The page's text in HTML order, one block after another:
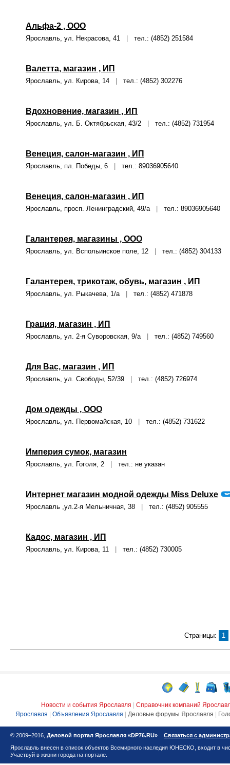
Альфа-2 , ООО
Ярославль, ул. Некрасова, 41 тел.: (4852) 251584
Валетта, магазин , ИП
Ярославль, ул. Кирова, 14 тел.: (4852) 302276
Вдохновение, магазин , ИП
Ярославль, ул. Б. Октябрьская, 43/2 тел.: (4852) 731954
Венеция, салон-магазин , ИП
Ярославль, пл. Победы, 6 тел.: 89036905640
Венеция, салон-магазин , ИП
Ярославль, просп. Ленинградский, 49/а тел.: 89036905640
Галантерея, магазины , ООО
Ярославль, ул. Вспольинское поле, 12 тел.: (4852) 304133
Галантерея, трикотаж, обувь, магазин , ИП
Ярославль, ул. Рыкачева, 1/а тел.: (4852) 471878
Грация, магазин , ИП
Ярославль, ул. 2-я Суворовская, 9/а тел.: (4852) 749560
Для Вас, магазин , ИП
Ярославль, ул. Свободы, 52/39 тел.: (4852) 726974
Дом одежды , ООО
Ярославль, ул. Первомайская, 10 тел.: (4852) 731622
Империя сумок, магазин
Ярославль, ул. Гоголя, 2 тел.: не указан
Интернет магазин модной одежды Miss Deluxe
Ярославль ,ул.2-я Мельничная, 38 тел.: (4852) 905555
Кадос, магазин , ИП
Ярославль, ул. Кирова, 11 тел.: (4852) 730005
Страницы: 1
Новости и события Ярославля
Справочник компаний
Ярославля
Объявления Ярославля Деловые форумы Ярославля
© 2009–2016, Деловой портал Ярославля «DP76.RU»
Связаться с
Ярославль внесен в список объектов Всемирного наследия ЮНЕСКО, входит в
Участвуй в жизни города на портале.